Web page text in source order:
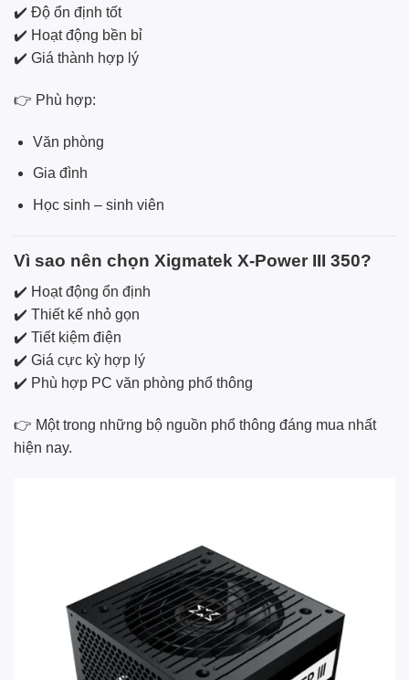
✔️ Độ ổn định tốt
✔️ Hoạt động bền bỉ
✔️ Giá thành hợp lý
👉 Phù hợp:
Văn phòng
Gia đình
Học sinh – sinh viên
Vì sao nên chọn Xigmatek X-Power III 350?
✔️ Hoạt động ổn định
✔️ Thiết kế nhỏ gọn
✔️ Tiết kiệm điện
✔️ Giá cực kỳ hợp lý
✔️ Phù hợp PC văn phòng phổ thông
👉 Một trong những bộ nguồn phổ thông đáng mua nhất
hiện nay.